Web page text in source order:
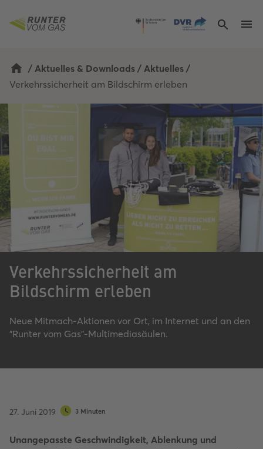
/ Aktuelles & Downloads / Aktuelles /
Verkehrssicherheit am Bildschirm erleben
Verkehrssicherheit am
Bildschirm erleben
Neue Mitmach-Aktionen vor Ort, im Internet und an den
"Runter vom Gas"-Multimediasäulen.
27. Juni 2019 3 Minuten
Unangepasste Geschwindigkeit, Ablenkung und